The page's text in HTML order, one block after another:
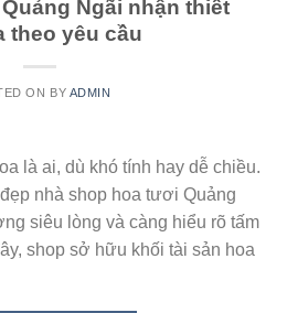
Ngãi nhận thiết
theo yêu cầu
ON BY ADMIN
là ai, dù khó tính hay dễ chiều.
nhà shop hoa tươi Quảng
siêu lòng và càng hiểu rõ tấm
shop sở hữu khối tài sản hoa